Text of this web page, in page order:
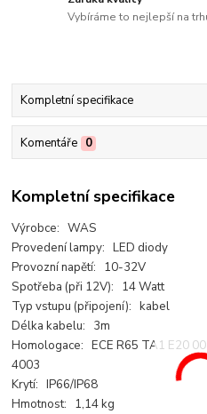
Vybíráme to nejlepší na
Kompletní specifikace
Komentáře 0
Kompletní specifikace
Výrobce: WAS
Provedení lampy: LED diody
Provozní napětí: 10-32V
Spotřeba (při 12V): 14 Watt
Typ vstupu (připojení): kabel
Délka kabelu: 3m
Homologace: ECE R65 TA1 E20
4003
Krytí: IP66/IP68
Hmotnost: 1,14 kg